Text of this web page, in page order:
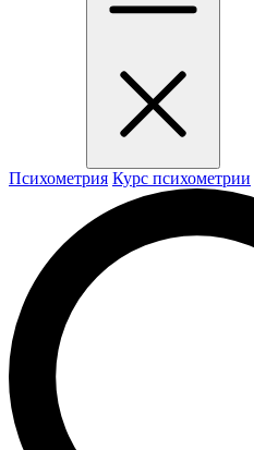
Психометрия Курс психометрии